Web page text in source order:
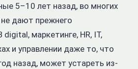
5–10 лет назад, во многих
дают прежнего
маркетинге, HR, IT,
и управлении даже то, что
назад, может устареть из-